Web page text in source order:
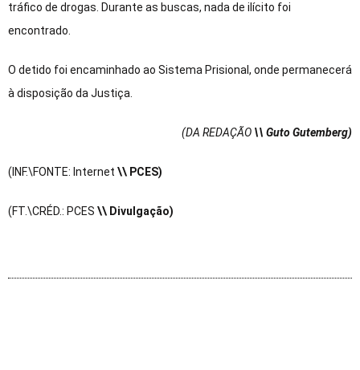
tráfico de drogas. Durante as buscas, nada de ilícito foi
encontrado.
O detido foi encaminhado ao Sistema Prisional, onde permanecerá
à disposição da Justiça.
(DA REDAÇÃO \\ Guto Gutemberg)
(INF.\FONTE: Internet \\ PCES)
(FT.\CRÉD.: PCES \\ Divulgação)